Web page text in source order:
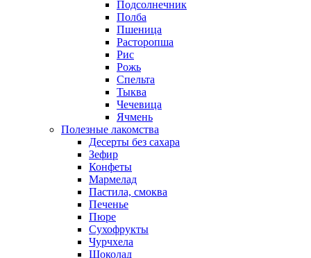
Подсолнечник
Полба
Пшеница
Расторопша
Рис
Рожь
Спельта
Тыква
Чечевица
Ячмень
Полезные лакомства
Десерты без сахара
Зефир
Конфеты
Мармелад
Пастила, смоква
Печенье
Пюре
Сухофрукты
Чурчхела
Шоколад